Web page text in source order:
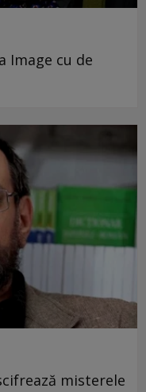
Image cu de
misterele